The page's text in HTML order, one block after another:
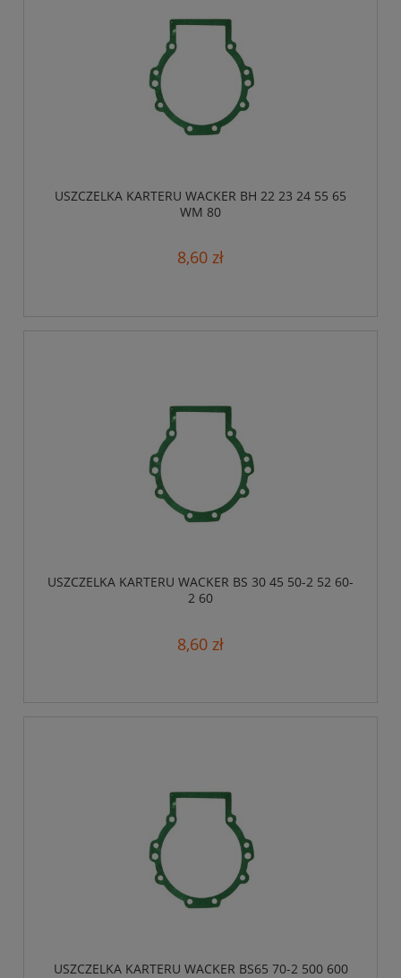
USZCZELKA KARTERU WACKER BH 22 23 24 55 65
WM 80
8,60 zł
USZCZELKA KARTERU WACKER BS 30 45 50-2 52 60-
2 60
8,60 zł
USZCZELKA KARTERU WACKER BS65 70-2 500 600